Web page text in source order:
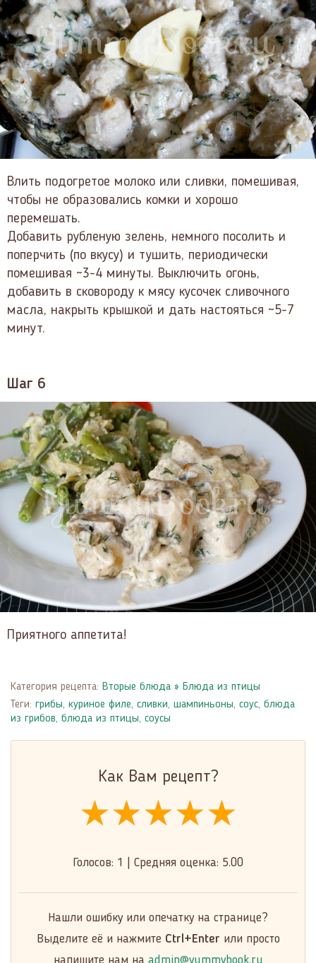
Влить подогретое молоко или сливки, помешивая,
чтобы не образовались комки и хорошо
перемешать.
Добавить рубленую зелень, немного посолить и
поперчить (по вкусу) и тушить, периодически
помешивая ~3-4 минуты. Выключить огонь,
добавить в сковороду к мясу кусочек сливочного
масла, накрыть крышкой и дать настояться ~5-7
минут.
Шаг 6
Приятного аппетита!
Категория рецепта: Вторые блюда » Блюда из птицы
Теги: грибы, куриное филе, сливки, шампиньоны, соус, блюда
из грибов, блюда из птицы, соусы
Как Вам рецепт?
★★★★★
★★★★★
★★★★★
Голосов: 1 Средняя оценка: 5.00
Нашли ошибку или опечатку на странице?
Выделите её и нажмите Ctrl+Enter или просто